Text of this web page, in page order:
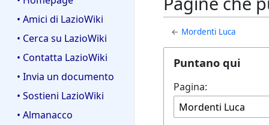
• Amici di LazioWiki
• Cerca su LazioWiki
• Contatta LazioWiki
• Invia un documento
• Sostieni LazioWiki
• Almanacco
← Mordenti Luca
Puntano qui
Pagina: